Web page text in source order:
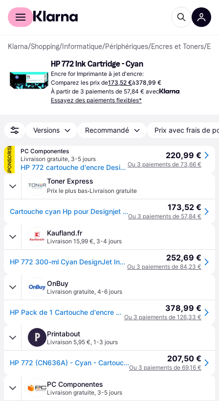
Acheter avec Klarna
Klarna/Shopping/ Informatique/Périphériques/Encres et Toners/
HP 772 Ink Cartridge - Cyan
Encre for Imprimante à jet d'encre:
Comparez les prix de173,52 €à378,99 €
À partir de 3 paiements de 57,84 € avec
Essayez des paiements flexibles*
Versions Recommandé Prix avec frais de
SPONSORISÉ
PC Componentes
Livraison gratuite, 3-5 jours
HP 772 cartouche d'encre DesignJet cyan, 300 ml
220,99 €
Ou 3 paiements de 73,66 €
Toner Express
Prix le plus bas·Livraison gratuite
Cartouche cyan Hp pour Designjet Z5200 (N°772) 173,52 €
Ou 3 paiements de 57,84 €
Kaufland.fr
Livraison 15,99 €, 3-4 jours
HP 772 300-ml Cyan DesignJet Ink Cartridge cartouche d'encre 1 pièce(s) Original 252,69 €
Ou 3 paiements de 84,23 €
OnBuy
Livraison gratuite, 4-6 jours
HP Pack de 1 Cartouche d'encre 772 Original - Cyan - 300 ml 378,99 €
Ou 3 paiements de 126,33 €
P Printabout
Livraison 5,95 €, 1-3 jours
HP 772 (CN636A) - Cyan - Cartouche d'encre 207,50 €
Ou 3 paiements de 69,16 €
PC Componentes
Livraison gratuite, 3-5 jours